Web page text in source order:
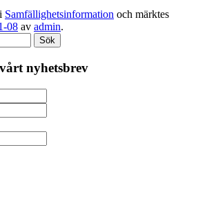
Samfällighetsinformation och märktes
08 av admin.
nyhetsbrev